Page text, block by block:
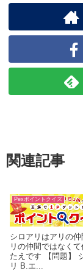
関連記事
Pexポイントクイズ
シロアリはアリの
リの仲間ではなく
たえです 【問題】
リ B.エ...